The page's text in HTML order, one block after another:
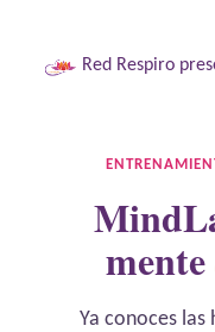
Red Respiro
mente
Ya conoces